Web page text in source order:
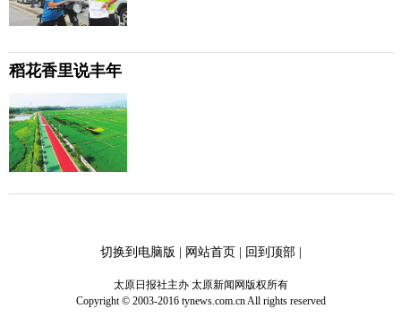
稻花香里说丰年
切换到电脑版 | 网站首页| 回到顶部|
太原日报社主办 太原新闻网版权所有
Copyright © 2003-2016 tynews.com.cn All rights reserved